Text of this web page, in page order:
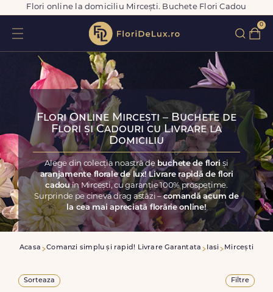
Flori online la domiciliu Mircești. Buchete Flori Cadou
0
Flori Online Mircești – Buchete de
Flori și Cadouri cu Livrare la
Domiciliu
Alege din colecția noastră de buchete de floriși
aranjamente florale de lux! Livrare rapidă de flori
cadouîn Mircești, cu garanție 100% prospețime.
Surprinde pe cineva drag astăzi –comandă acum de
la cea mai apreciată florărie online!
Acasa Comanzi simplu și rapid! Livrare Garantata Iasi Mircești
Sorteaza Filtre